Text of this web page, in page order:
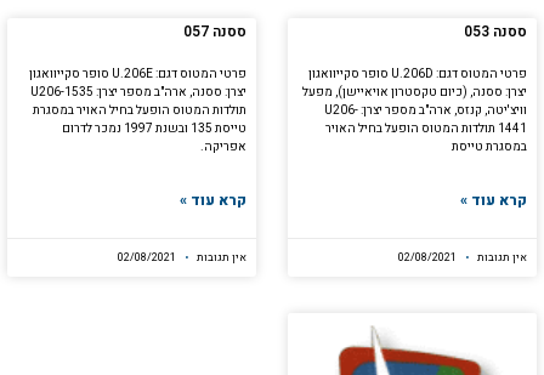
ססנה 053
פרטי המטוס דגם: U.206D סופר סקייוואגון
יצרן: ססנה, (כיום טקסטרון אויאיישן), מפעל
וויצ'יטה, קנזס, ארה"ב מספר יצרן: U206-
1441 תולדות המטוס הופעל בחיל האויר
במסגרת טייסת
קרא עוד »
אין תגובות
ססנה 057
פרטי המטוס דגם: U.206E סופר סקייוואגון
יצרן: ססנה, ארה"ב מספר יצרן: U206-1535
תולדות המטוס הופעל בחיל האויר במסגרת
טייסת 135 ובשנת 1997 נמכר לדרום
אפריקה.
קרא עוד »
אין תגובות